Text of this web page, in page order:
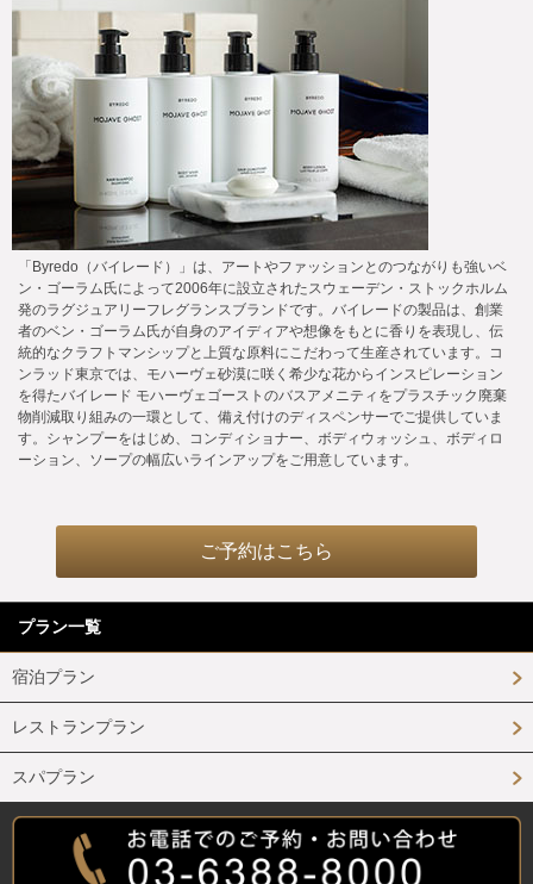
「Byredo（バイレード）」は、アートやファッションとのつながりも強いベ
ン・ゴーラム氏によって2006年に設立されたスウェーデン・ストックホルム
発のラグジュアリーフレグランスブランドです。バイレードの製品は、創業
者のベン・ゴーラム氏が自身のアイディアや想像をもとに香りを表現し、伝
統的なクラフトマンシップと上質な原料にこだわって生産されています。コ
ンラッド東京では、モハーヴェ砂漠に咲く希少な花からインスピレーション
を得たバイレード モハーヴェゴーストのバスアメニティをプラスチック廃棄
物削減取り組みの一環として、備え付けのディスペンサーでご提供していま
す。シャンプーをはじめ、コンディショナー、ボディウォッシュ、ボディロ
ーション、ソープの幅広いラインアップをご用意しています。
ご予約はこちら
プラン一覧
宿泊プラン
レストランプラン
スパプラン